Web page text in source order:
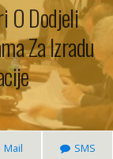
O Dodjeli
Za Izradu
Mail SMS